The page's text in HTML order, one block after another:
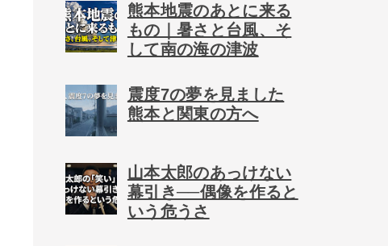
熊本地震のあとに来る
もの｜暑さと台風、そ
して南の海の津波
震度7の夢を見ました
熊本と関東の方へ
山本太郎のあっけない
幕引き──偶像を作ると
いう危うさ